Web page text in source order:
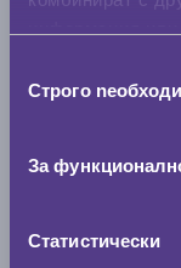
наСтрого
За
Статистически